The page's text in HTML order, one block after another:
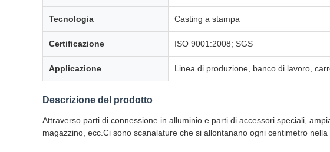
Tecnologia Casting a stampa
Certificazione ISO 9001:2008; SGS
Applicazione Linea di produzione, banco di lavoro,
Descrizione del prodotto
Attraverso parti di connessione in alluminio e parti di accessori speciali,
magazzino, ecc.Ci sono scanalature che si allontanano ogni centimetro